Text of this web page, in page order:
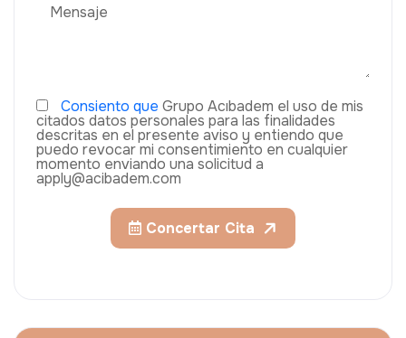
Consiento que Grupo Acıbadem el uso de mis
citados datos personales para las finalidades
descritas en el presente aviso y entiendo que
puedo revocar mi consentimiento en cualquier
momento enviando una solicitud a
apply@acibadem.com
Concertar Cita